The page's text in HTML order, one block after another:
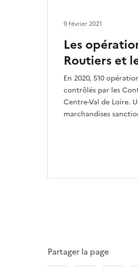
Les
Routiers et
En 2020, 510
contrôlés par les
Centre-Val de Loire.
marchandises
9 février 2021
Partager la page